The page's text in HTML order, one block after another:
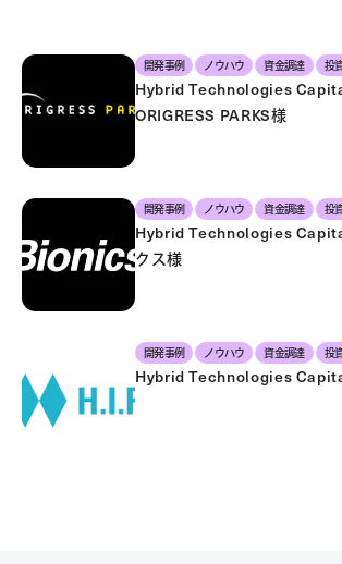
開発事例 ノウハウ 資金調達 投
Hybrid Technologies
ORIGRESS PARKS様
開発事例 ノウハウ 資金調達 投
Hybrid Technologies
クス様
開発事例 ノウハウ 資金調達 投
Hybrid Technologies